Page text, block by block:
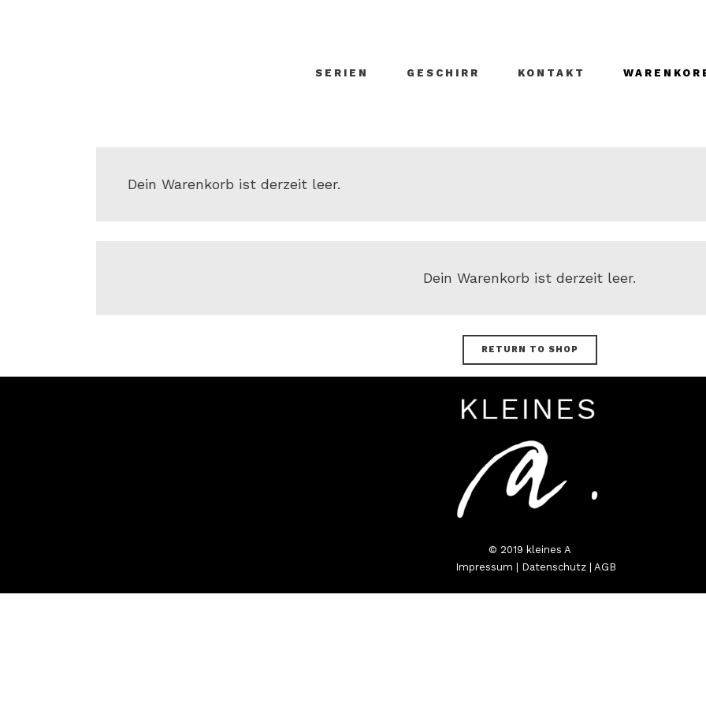
SERIEN GESCHIRR KONTAKT
Dein Warenkorb ist derzeit leer.
Dein Warenkorb ist derzeit leer.
RETURN TO SHOP
© 2019 kleines A
Impressum
Datenschutz AGB